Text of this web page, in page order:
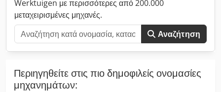
Werktuigen με περισσότερες από 200.000
μεταχειρισμένες μηχανές.
Αναζήτηση
Περιηγηθείτε στις πιο δημοφιλείς ονομασίες
μηχανημάτων: